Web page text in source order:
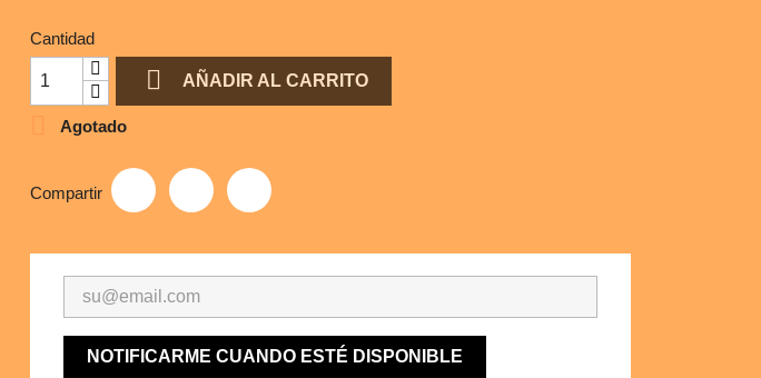
Cantidad
 AÑADIR AL CARRITO
Agotado
Compartir
NOTIFICARME CUANDO ESTÉ DISPONIBLE